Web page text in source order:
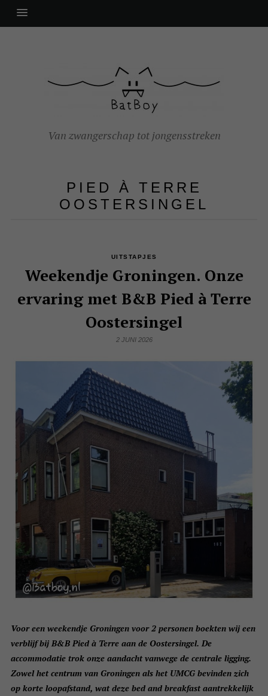
Van zwangerschap tot jongensstreken
PIED À TERRE
OOSTERSINGEL
UITSTAPJES
Weekendje Groningen. Onze
ervaring met B&B Pied à Terre
Oostersingel
2 JUNI 2026
Voor een weekendje Groningen voor 2 personen boekten wij een
verblijf bij B&B Pied à Terre aan de Oostersingel. De
accommodatie trok onze aandacht vanwege de centrale ligging.
Zowel het centrum van Groningen als het UMCG bevinden zich
op korte loopafstand, wat deze bed and breakfast aantrekkelijk